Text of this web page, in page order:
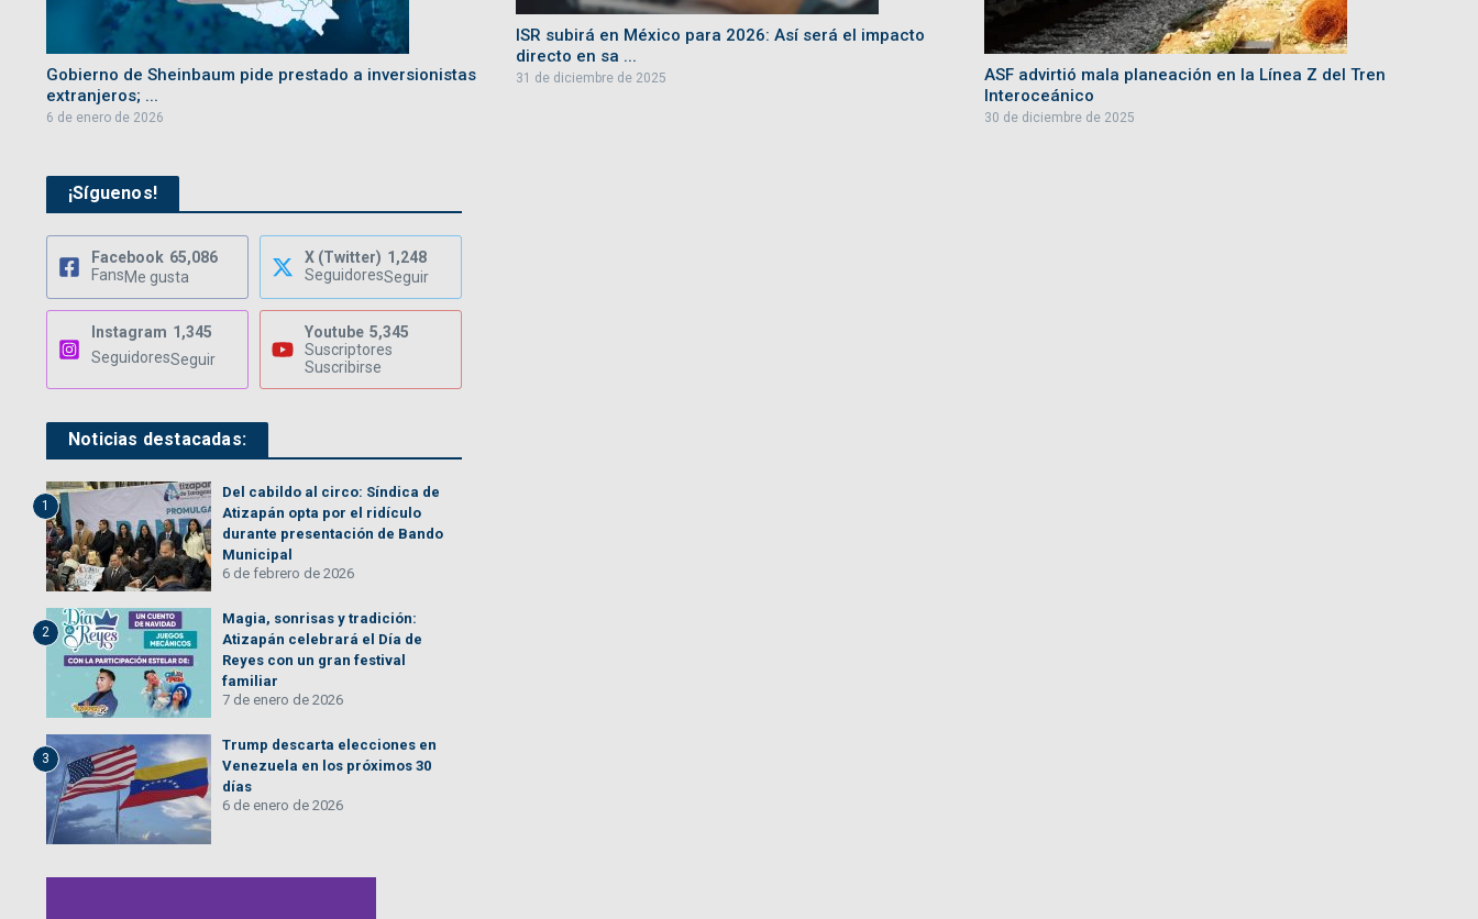
Gobierno de Sheinbaum pide prestado a inversionistas
extranjeros; ...
6 de enero de 2026
ISR subirá en México para 2026: Así será el impacto
directo en sa ...
31 de diciembre de 2025
ASF advirtió mala planeación en la Línea Z del Tren
Interoceánico
30 de diciembre de 2025
¡Síguenos!
Facebook 65,086
FansMe gusta
X (Twitter) 1,248
SeguidoresSeguir
Instagram 1,345
SeguidoresSeguir
Youtube 5,345
Suscriptores
Suscribirse
Noticias destacadas:
1
Del cabildo al circo: Síndica de
Atizapán opta por el ridículo
durante presentación de Bando
Municipal
6 de febrero de 2026
2
Magia, sonrisas y tradición:
Atizapán celebrará el Día de
Reyes con un gran festival
familiar
7 de enero de 2026
3
Trump descarta elecciones en
Venezuela en los próximos 30
días
6 de enero de 2026